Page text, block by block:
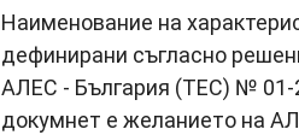
Наименование на
дефинирани съгласно
АЛЕС - България (ТЕС) № 01-
докумнет е желанието на